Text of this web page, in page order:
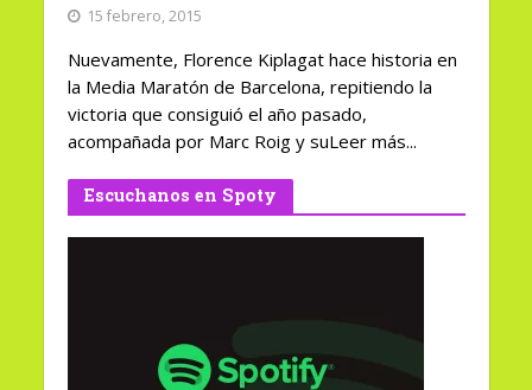
15 febrero, 2015
Nuevamente, Florence Kiplagat hace historia en
la Media Maratón de Barcelona, repitiendo la
victoria que consiguió el año pasado,
acompañada por Marc Roig y suLeer más...
Escuchanos en Spoty